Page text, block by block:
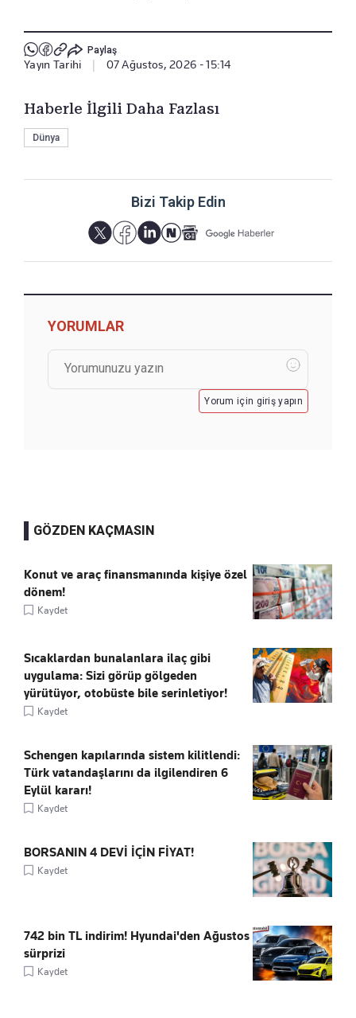
Paylaş
Yayın Tarihi 07 Ağustos, 2026 - 15:14
Haberle İlgili Daha Fazlası
Dünya
Bizi Takip Edin
YORUMLAR
Yorum için giriş yapın
GÖZDEN KAÇMASIN
Konut ve araç finansmanında kişiye özel
dönem!
Kaydet
Sıcaklardan bunalanlara ilaç gibi
uygulama: Sizi görüp gölgeden
yürütüyor, otobüste bile serinletiyor!
Kaydet
Schengen kapılarında sistem kilitlendi:
Türk vatandaşlarını da ilgilendiren 6
Eylül kararı!
Kaydet
BORSANIN 4 DEVİ İÇİN FİYAT!
Kaydet
742 bin TL indirim! Hyundai'den Ağustos
sürprizi
Kaydet